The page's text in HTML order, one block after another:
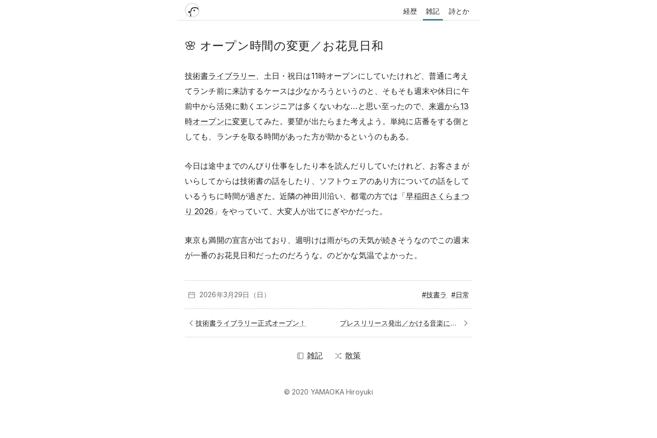
経歴 雑記 詩とか
🌸 オープン時間の変更／お花見日和
技術書ライブラリー 、土日・祝日は11時オープンにしていたけれど、普通に考え
てランチ前に来訪するケースは少なかろうというのと、そもそも週末や休日に午
前中から活発に動くエンジニアは多くないわな…と思い至ったので、 来週から13
時オープンに変更 してみた。要望が出たらまた考えよう。単純に店番をする側と
しても、ランチを取る時間があった方が助かるというのもある。
今日は途中までのんびり仕事をしたり本を読んだりしていたけれど、お客さまが
いらしてからは技術書の話をしたり、ソフトウェアのあり方についての話をして
いるうちに時間が過ぎた。近隣の神田川沿い、都電の方では「早稲田さくらまつ
り 2026 」をやっていて、大変人が出てにぎやかだった。
東京も満開の宣言が出ており、週明けは雨がちの天気が続きそうなのでこの週末
が一番のお花見日和だったのだろうな。のどかな気温でよかった。
2026年3月 29日（日） #技書ラ #日常
技術書ライブラリー正式オープン！ プレスリリース発出／かける音楽に悩む
雑記 散策
© 2020 YAMAOKA Hiroyuki